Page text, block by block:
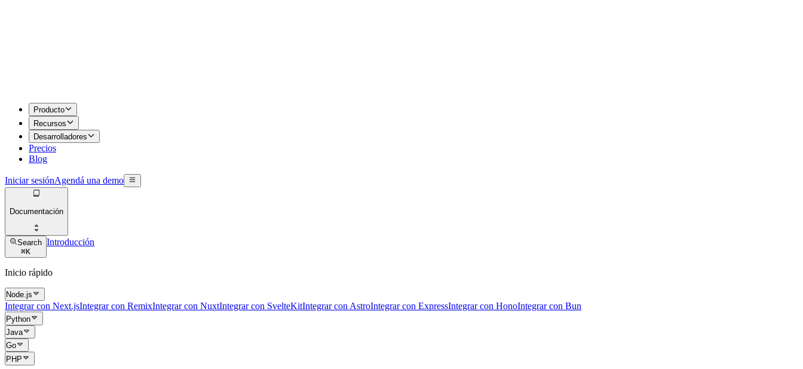
Producto
Recursos
Desarrolladores
Precios
Blog
Iniciar sesiónAgendá una demo
Documentación
Search
⌘K
Introducción
Inicio rápido
Node.js
Integrar con Next.jsIntegrar con RemixIntegrar con NuxtIntegrar con SvelteKitIntegrar con AstroIntegrar con ExpressIntegrar con HonoIntegrar con Bun
Python
Java
Go
PHP